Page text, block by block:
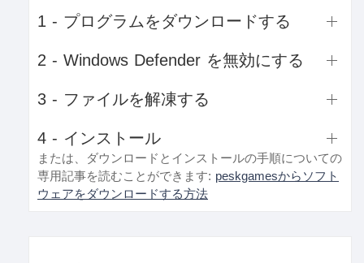
1 - プログラムをダウンロードする
2 - Windows Defender を無効にする
3 - ファイルを解凍する
4 - インストール
または、ダウンロードとインストールの手順についての
専用記事を読むことができます: peskgamesからソフト
ウェアをダウンロードする方法